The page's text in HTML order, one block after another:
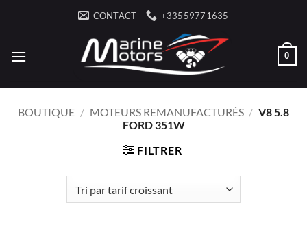
CONTACT +33559771635
0
BOUTIQUE / MOTEURS REMANUFACTURÉS / V8 5.8
FORD 351W
FILTRER